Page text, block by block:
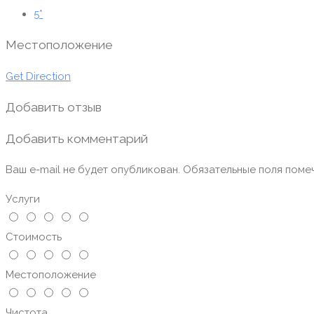
5*
Местоположение
Get Direction
Добавить отзыв
Добавить комментарий
Ваш e-mail не будет опубликован. Обязательные поля
Услуги
Стоимость
Местоположение